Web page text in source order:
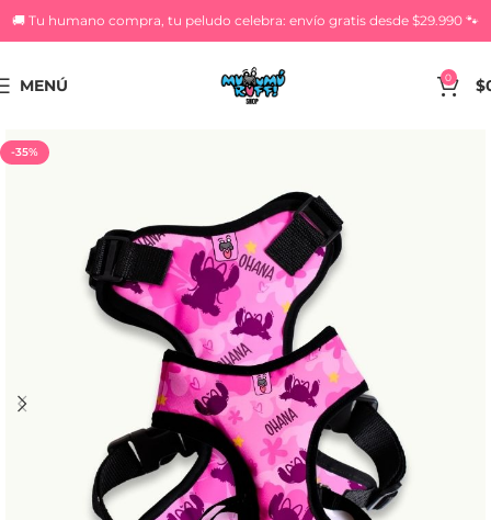
🚚 Tu humano compra, tu peludo celebra: envío gratis desde $29.990 🐾
MENÚ 0 $
-35%